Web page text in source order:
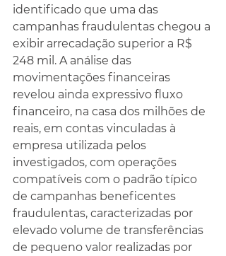
identificado que uma das
campanhas fraudulentas chegou a
exibir arrecadação superior a R$
248 mil. A análise das
movimentações financeiras
revelou ainda expressivo fluxo
financeiro, na casa dos milhões de
reais, em contas vinculadas à
empresa utilizada pelos
investigados, com operações
compatíveis com o padrão típico
de campanhas beneficentes
fraudulentas, caracterizadas por
elevado volume de transferências
de pequeno valor realizadas por